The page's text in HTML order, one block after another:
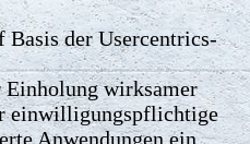
Basis der Usercentrics-
Einholung wirksamer
einwilligungspflichtige
Anwendungen ein